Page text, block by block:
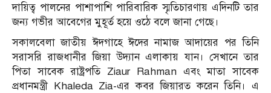
দায়িত্ব পালনের পাশাপাশি পারিবারিক স্মৃতিচারণায় এদিনটি তার
জন্য গভীর আবেগের মুহূর্ত হয়ে ওঠে বলে জানা গেছে।
সকালবেলা জাতীয় ঈদগাহে ঈদের নামাজ আদায়ের পর তিনি
সরাসরি রাজধানীর জিয়া উদ্যান এলাকায় যান। সেখানে তার
পিতা সাবেক রাষ্ট্রপতি Ziaur Rahman এবং মাতা সাবেক
প্রধানমন্ত্রী Khaleda Zia-এর কবর জিয়ারত করেন তিনি। এ